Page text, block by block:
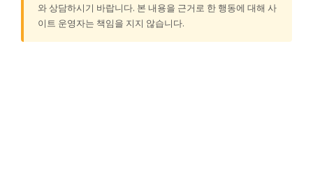
와 상담하시기 바랍니다. 본 내용을 근거로 한 행동에 대해 사
이트 운영자는 책임을 지지 않습니다.